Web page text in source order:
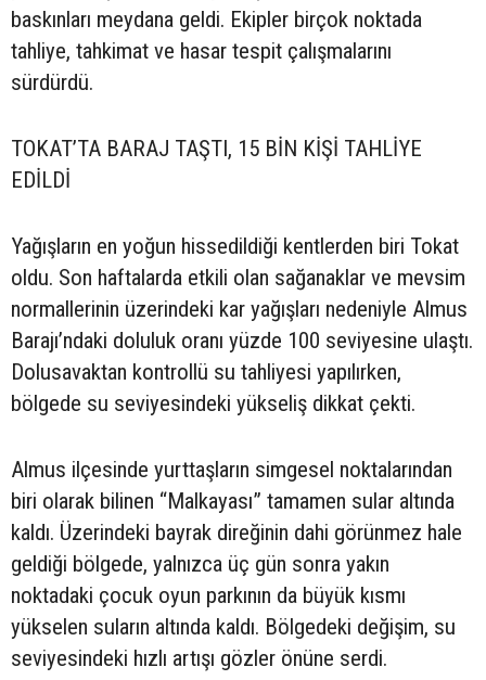
baskınları meydana geldi. Ekipler birçok noktada
tahliye, tahkimat ve hasar tespit çalışmalarını
sürdürdü.
TOKAT’TA BARAJ TAŞTI, 15 BİN KİŞİ TAHLİYE
EDİLDİ
Yağışların en yoğun hissedildiği kentlerden biri Tokat
oldu. Son haftalarda etkili olan sağanaklar ve mevsim
normallerinin üzerindeki kar yağışları nedeniyle Almus
Barajı’ndaki doluluk oranı yüzde 100 seviyesine ulaştı.
Dolusavaktan kontrollü su tahliyesi yapılırken,
bölgede su seviyesindeki yükseliş dikkat çekti.
Almus ilçesinde yurttaşların simgesel noktalarından
biri olarak bilinen “Malkayası” tamamen sular altında
kaldı. Üzerindeki bayrak direğinin dahi görünmez hale
geldiği bölgede, yalnızca üç gün sonra yakın
noktadaki çocuk oyun parkının da büyük kısmı
yükselen suların altında kaldı. Bölgedeki değişim, su
seviyesindeki hızlı artışı gözler önüne serdi.